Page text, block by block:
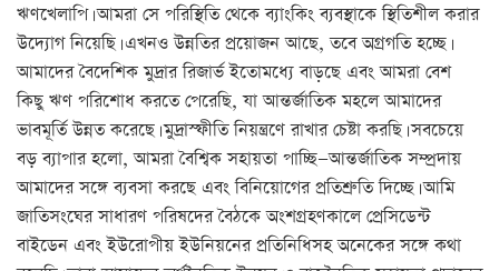
ঋণখেলাপি। আমরা সে পরিস্থিতি থেকে ব্যাংকিং ব্যবস্থাকে স্থিতিশীল করার
উদ্যোগ নিয়েছি। এখনও উন্নতির প্রয়োজন আছে, তবে অগ্রগতি হচ্ছে।
আমাদের বৈদেশিক মুদ্রার রিজার্ভ ইতোমধ্যে বাড়ছে এবং আমরা বেশ
কিছু ঋণ পরিশোধ করতে পেরেছি, যা আন্তর্জাতিক মহলে আমাদের
ভাবমূর্তি উন্নত করেছে। মুদ্রাস্ফীতি নিয়ন্ত্রণে রাখার চেষ্টা করছি। সবচেয়ে
বড় ব্যাপার হলো, আমরা বৈশ্বিক সহায়তা পাচ্ছি—আন্তর্জাতিক সম্প্রদায়
আমাদের সঙ্গে ব্যবসা করছে এবং বিনিয়োগের প্রতিশ্রুতি দিচ্ছে। আমি
জাতিসংঘের সাধারণ পরিষদের বৈঠকে অংশগ্রহণকালে প্রেসিডেন্ট
বাইডেন এবং ইউরোপীয় ইউনিয়নের প্রতিনিধিসহ অনেকের সঙ্গে কথা